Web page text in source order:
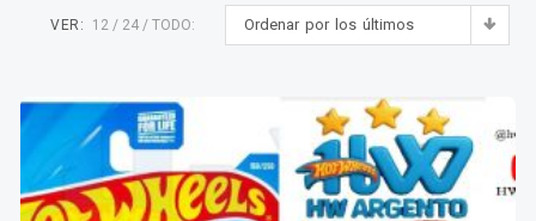
Ordenar por los últimos
VER: 12 24 TODO: